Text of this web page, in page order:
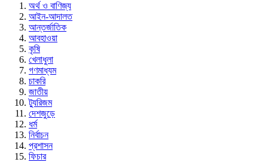
অর্থ ও বাণিজ্য
আইন-আদালত
আন্তর্জাতিক
আবহাওয়া
কৃষি
খেলাধুলা
গণমাধ্যম
চাকরি
জাতীয়
ট্যুরিজম
দেশজুড়ে
ধর্ম
নির্বাচন
প্রশাসন
ফিচার